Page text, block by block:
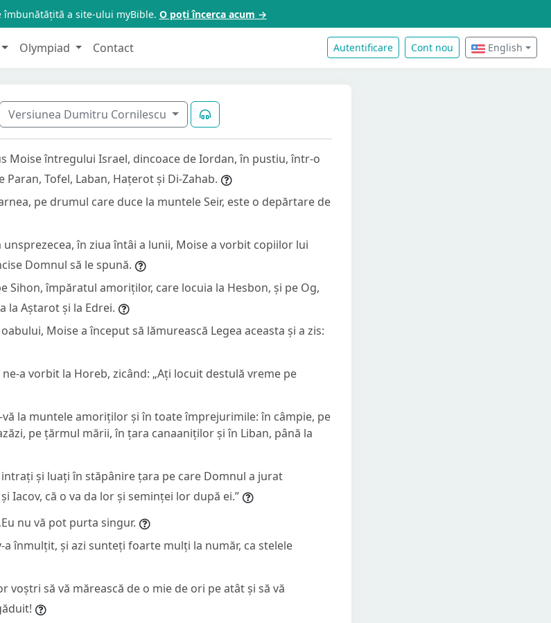
îmbunătățită a site-ului myBible. O poți încerca acum →
Olympiad Contact Autentificare Cont nou English
Versiunea Dumitru Cornilescu
Moise întregului Israel, dincoace de Iordan, în pustiu, într-o
Tofel, Laban, Hațerot și Di-Zahab.
pe drumul care duce la muntele Seir, este o depărtare de
în ziua întâi a lunii, Moise a vorbit copiilor lui
Domnul să le spună.
Sihon, împăratul amoriților, care locuia la Hesbon, și pe Og,
la Aștarot și la Edrei.
Moise a început să lămurească Legea aceasta și a zis:
a vorbit la Horeb, zicând: „Ați locuit destulă vreme pe
la muntele amoriților și în toate împrejurimile: în câmpie, pe
pe țărmul mării, în țara canaaniților și în Liban, până la
și luați în stăpânire țara pe care Domnul a jurat
Iacov, că o va da lor și seminței lor după ei.”
nu vă pot purta singur.
înmulțit, și azi sunteți foarte mulți la număr, ca stelele
voștri să vă mărească de o mie de ori pe atât și să vă